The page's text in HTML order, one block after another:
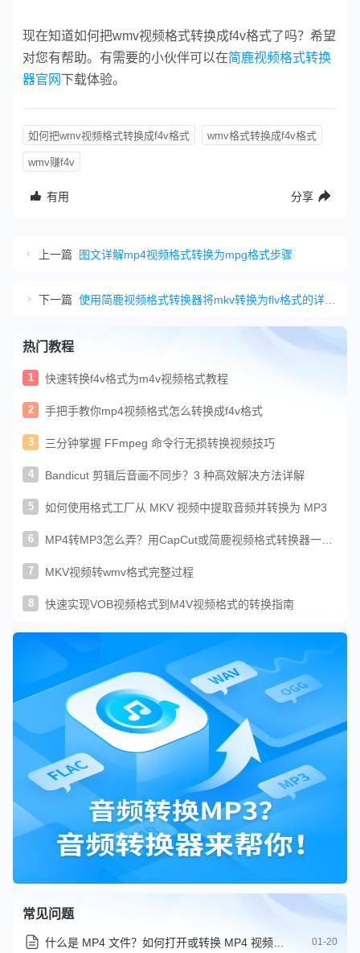
现在知道如何把wmv视频格式转换成f4v格式了吗？希望
对您有帮助。有需要的小伙伴可以在简鹿视频格式转换
器官网 下载体验。
如何把wmv视频格式转换成f4v格式 wmv格式转换成f4v格式
wmv赚f4v
有用 分享
上一篇 图文详解mp4视频格式转换为mpg格式步骤
下一篇
热门教程
1 快速转换f4v格式为m4v视频格式教程
2 手把手教你mp4视频格式怎么转换成f4v格式
3 三分钟掌握 FFmpeg 命令行无损转换视频技巧
4 Bandicut 剪辑后音画不同步？3 种高效解决方法详解
5 如何使用格式工厂从 MKV 视频中提取音频并转换为 MP3
6
MP4转MP3怎么弄？用CapCut或简鹿视频格式转换器一键
7 MKV视频转wmv格式完整过程
8 快速实现VOB视频格式到M4V视频格式的转换指南
常见问题
01-20